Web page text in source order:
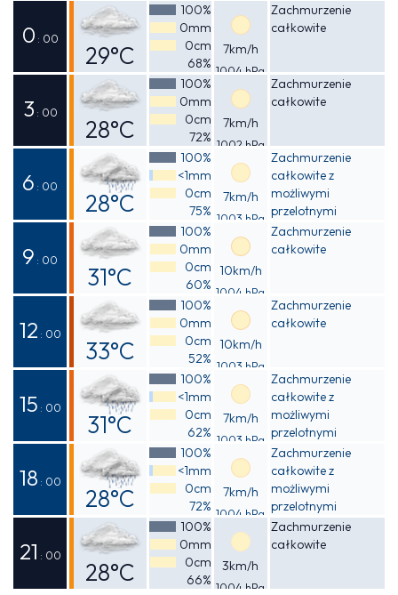
0 : 00
29°C
Odczuwalna
31°C
100%
0mm
0cm
68%
7km/h
1004 hPa
Zachmurzenie
całkowite
3 : 00
28°C
Odczuwalna
31°C
100%
0mm
0cm
72%
7km/h
1002 hPa
Zachmurzenie
całkowite
6 : 00
28°C
Odczuwalna
30°C
100%
<1mm
0cm
75%
7km/h
1003 hPa
Zachmurzenie
całkowite z
możliwymi
przelotnymi
opadami deszczu
9 : 00
31°C
Odczuwalna
35°C
100%
0mm
0cm
60%
10km/h
1004 hPa
Zachmurzenie
całkowite
12 : 00
33°C
Odczuwalna
37°C
100%
0mm
0cm
52%
10km/h
1003 hPa
Zachmurzenie
całkowite
15 : 00
31°C
Odczuwalna
35°C
100%
<1mm
0cm
62%
7km/h
1003 hPa
Zachmurzenie
całkowite z
możliwymi
przelotnymi
opadami deszczu
18 : 00
28°C
Odczuwalna
31°C
100%
<1mm
0cm
72%
7km/h
1004 hPa
Zachmurzenie
całkowite z
możliwymi
przelotnymi
opadami deszczu
21 : 00
28°C
100%
0mm
0cm
66%
3km/h
1004 hPa
Zachmurzenie
całkowite